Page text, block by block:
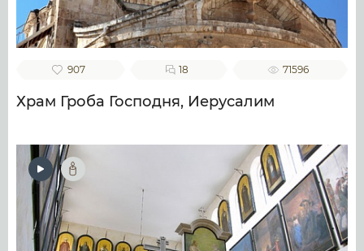
907 18 71596
Храм Гроба Господня, Иерусалим